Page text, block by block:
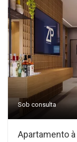
Sob consulta
Apartamento